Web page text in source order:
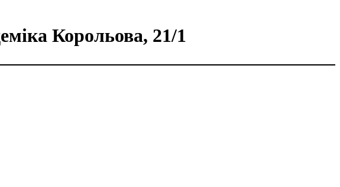
Корольова, 21/1